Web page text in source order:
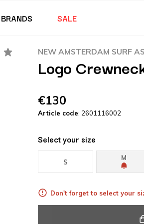
BRANDS SALE
NEW AMSTERDAM SURF
Logo
€130
Article code: 2601116002
Select your size
S
M
Don't forget to select your